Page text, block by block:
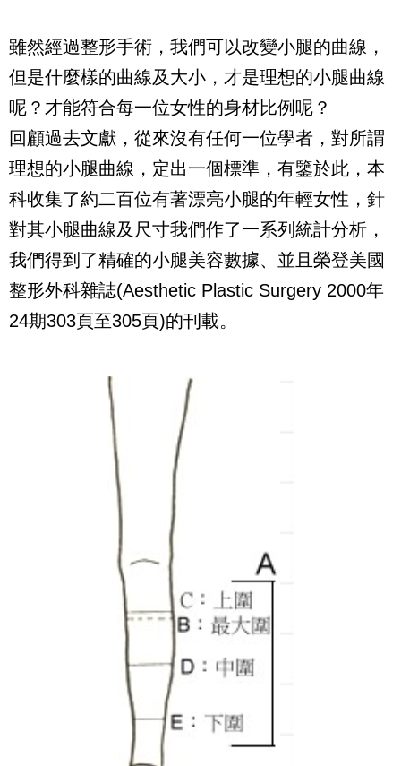
雖然經過整形手術，我們可以改變小腿的曲線，
但是什麼樣的曲線及大小，才是理想的小腿曲線
呢？才能符合每一位女性的身材比例呢？
回顧過去文獻，從來沒有任何一位學者，對所謂
理想的小腿曲線，定出一個標準，有鑒於此，本
科收集了約二百位有著漂亮小腿的年輕女性，針
對其小腿曲線及尺寸我們作了一系列統計分析，
我們得到了精確的小腿美容數據、並且榮登美國
整形外科雜誌(Aesthetic Plastic Surgery 2000年
24期303頁至305頁)的刊載。